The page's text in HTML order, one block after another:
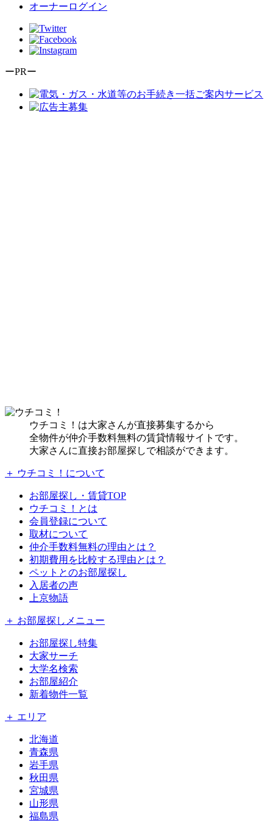
オーナーログイン
ーPRー
ウチコミ！は大家さんが直接募集するから
全物件が仲介手数料無料の賃貸情報サイトです。
大家さんに直接お部屋探しで相談ができます。
＋ ウチコミ！について
お部屋探し・賃貸TOP
ウチコミ！とは
会員登録について
取材について
仲介手数料無料の理由とは？
初期費用を比較する理由とは？
ペットとのお部屋探し
入居者の声
上京物語
＋ お部屋探しメニュー
お部屋探し特集
大家サーチ
大学名検索
お部屋紹介
新着物件一覧
＋ エリア
北海道
青森県
岩手県
秋田県
宮城県
山形県
福島県